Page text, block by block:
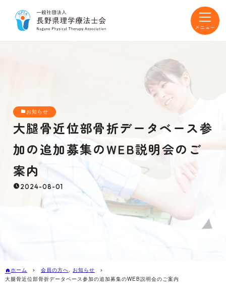
toggle
お知らせ
大腿骨近位部骨折データベース参
加の追加募集のWEB説明会のご
案内
2024-08-01
ホーム 会員の方へ, お知らせ
大腿骨近位部骨折データベース参加の追加募集のWEB説明会のご案内